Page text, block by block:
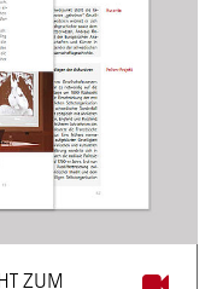
ZUM